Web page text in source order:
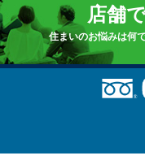
店舗
住まいのお悩みは何